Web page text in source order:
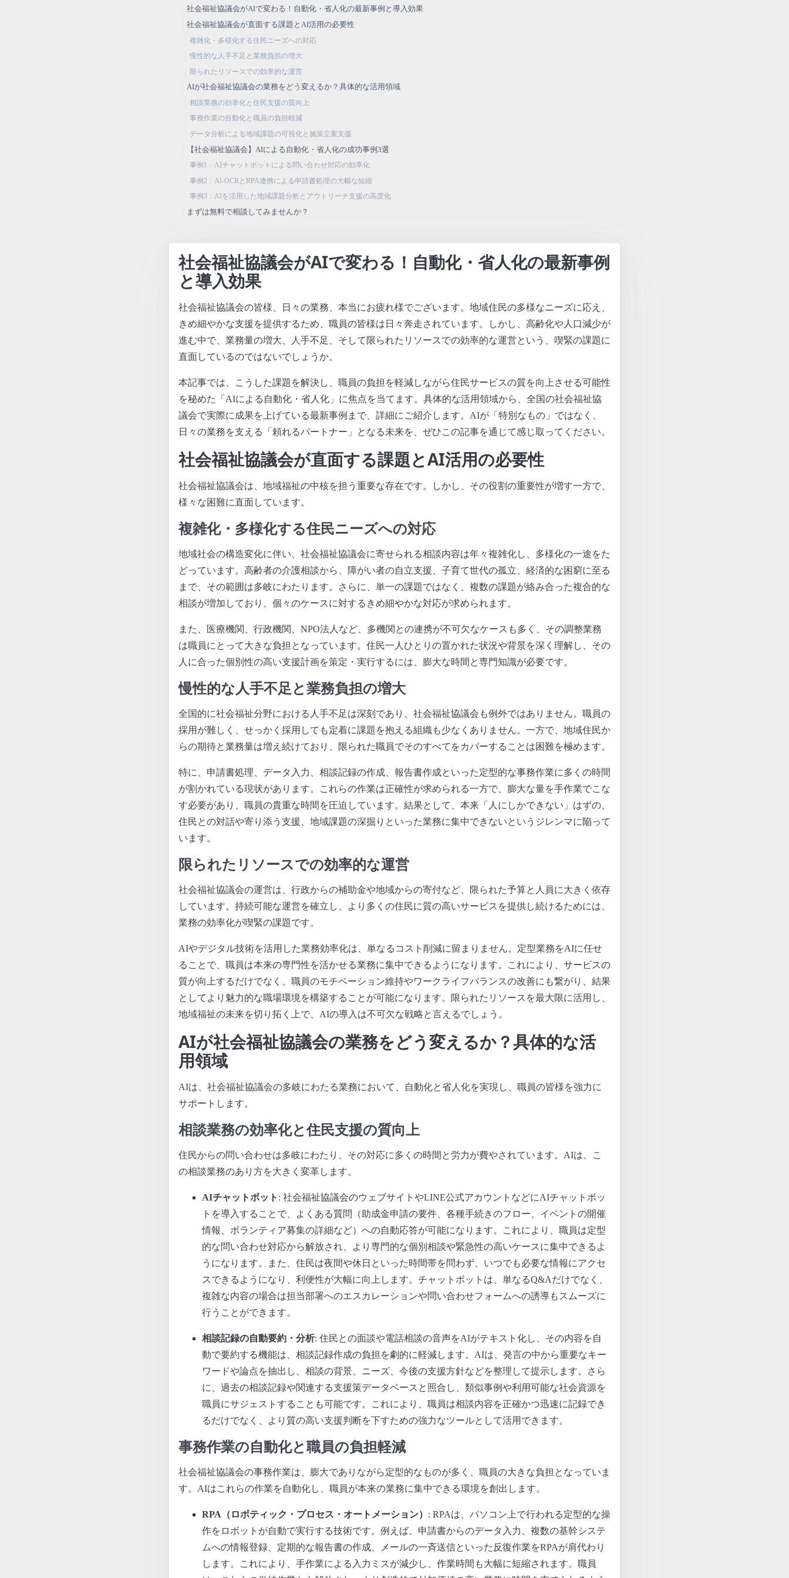
社会福祉協議会がAIで変わる！自動化・省人化の最新事例と導入効果
社会福祉協議会が直面する課題とAI活用の必要性
複雑化・多様化する住民ニーズへの対応
慢性的な人手不足と業務負担の増大
限られたリソースでの効率的な運営
AIが社会福祉協議会の業務をどう変えるか？具体的な活用領域
相談業務の効率化と住民支援の質向上
事務作業の自動化と職員の負担軽減
データ分析による地域課題の可視化と施策立案支援
【社会福祉協議会】AIによる自動化・省人化の成功事例3選
事例1：AIチャットボットによる問い合わせ対応の効率化
事例2：AI-OCRとRPA連携による申請書処理の大幅な短縮
事例3：AIを活用した地域課題分析とアウトリーチ支援の高度化
まずは無料で相談してみませんか？
社会福祉協議会がAIで変わる！自動化・省人化の最新事例
と導入効果
社会福祉協議会の皆様、日々の業務、本当にお疲れ様でございます。地域住民の多様なニーズに応え、
きめ細やかな支援を提供するため、職員の皆様は日々奔走されています。しかし、高齢化や人口減少が
進む中で、業務量の増大、人手不足、そして限られたリソースでの効率的な運営という、喫緊の課題に
直面しているのではないでしょうか。
本記事では、こうした課題を解決し、職員の負担を軽減しながら住民サービスの質を向上させる可能性
を秘めた「AIによる自動化・省人化」に焦点を当てます。具体的な活用領域から、全国の社会福祉協
議会で実際に成果を上げている最新事例まで、詳細にご紹介します。AIが「特別なもの」ではなく、
日々の業務を支える「頼れるパートナー」となる未来を、ぜひこの記事を通じて感じ取ってください。
社会福祉協議会が直面する課題とAI活用の必要性
社会福祉協議会は、地域福祉の中核を担う重要な存在です。しかし、その役割の重要性が増す一方で、
様々な困難に直面しています。
複雑化・多様化する住民ニーズへの対応
地域社会の構造変化に伴い、社会福祉協議会に寄せられる相談内容は年々複雑化し、多様化の一途をた
どっています。高齢者の介護相談から、障がい者の自立支援、子育て世代の孤立、経済的な困窮に至る
まで、その範囲は多岐にわたります。さらに、単一の課題ではなく、複数の課題が絡み合った複合的な
相談が増加しており、個々のケースに対するきめ細やかな対応が求められます。
また、医療機関、行政機関、NPO法人など、多機関との連携が不可欠なケースも多く、その調整業務
は職員にとって大きな負担となっています。住民一人ひとりの置かれた状況や背景を深く理解し、その
人に合った個別性の高い支援計画を策定・実行するには、膨大な時間と専門知識が必要です。
慢性的な人手不足と業務負担の増大
全国的に社会福祉分野における人手不足は深刻であり、社会福祉協議会も例外ではありません。職員の
採用が難しく、せっかく採用しても定着に課題を抱える組織も少なくありません。一方で、地域住民か
らの期待と業務量は増え続けており、限られた職員でそのすべてをカバーすることは困難を極めます。
特に、申請書処理、データ入力、相談記録の作成、報告書作成といった定型的な事務作業に多くの時間
が割かれている現状があります。これらの作業は正確性が求められる一方で、膨大な量を手作業でこな
す必要があり、職員の貴重な時間を圧迫しています。結果として、本来「人にしかできない」はずの、
住民との対話や寄り添う支援、地域課題の深掘りといった業務に集中できないというジレンマに陥って
います。
限られたリソースでの効率的な運営
社会福祉協議会の運営は、行政からの補助金や地域からの寄付など、限られた予算と人員に大きく依存
しています。持続可能な運営を確立し、より多くの住民に質の高いサービスを提供し続けるためには、
業務の効率化が喫緊の課題です。
AIやデジタル技術を活用した業務効率化は、単なるコスト削減に留まりません。定型業務をAIに任せ
ることで、職員は本来の専門性を活かせる業務に集中できるようになります。これにより、サービスの
質が向上するだけでなく、職員のモチベーション維持やワークライフバランスの改善にも繋がり、結果
としてより魅力的な職場環境を構築することが可能になります。限られたリソースを最大限に活用し、
地域福祉の未来を切り拓く上で、AIの導入は不可欠な戦略と言えるでしょう。
AIが社会福祉協議会の業務をどう変えるか？具体的な活
用領域
AIは、社会福祉協議会の多岐にわたる業務において、自動化と省人化を実現し、職員の皆様を強力に
サポートします。
相談業務の効率化と住民支援の質向上
住民からの問い合わせは多岐にわたり、その対応に多くの時間と労力が費やされています。AIは、こ
の相談業務のあり方を大きく変革します。
AIチャットボット : 社会福祉協議会のウェブサイトやLINE公式アカウントなどにAIチャットボッ
トを導入することで、よくある質問（助成金申請の要件、各種手続きのフロー、イベントの開催
情報、ボランティア募集の詳細など）への自動応答が可能になります。これにより、職員は定型
的な問い合わせ対応から解放され、より専門的な個別相談や緊急性の高いケースに集中できるよ
うになります。また、住民は夜間や休日といった時間帯を問わず、いつでも必要な情報にアクセ
スできるようになり、利便性が大幅に向上します。チャットボットは、単なるQ&Aだけでなく、
複雑な内容の場合は担当部署へのエスカレーションや問い合わせフォームへの誘導もスムーズに
行うことができます。
相談記録の自動要約・分析: 住民との面談や電話相談の音声をAIがテキスト化し、その内容を自
動で要約する機能は、相談記録作成の負担を劇的に軽減します。AIは、発言の中から重要なキー
ワードや論点を抽出し、相談の背景、ニーズ、今後の支援方針などを整理して提示します。さら
に、過去の相談記録や関連する支援策データベースと照合し、類似事例や利用可能な社会資源を
職員にサジェストすることも可能です。これにより、職員は相談内容を正確かつ迅速に記録でき
るだけでなく、より質の高い支援判断を下すための強力なツールとして活用できます。
事務作業の自動化と職員の負担軽減
社会福祉協議会の事務作業は、膨大でありながら定型的なものが多く、職員の大きな負担となっていま
す。AIはこれらの作業を自動化し、職員が本来の業務に集中できる環境を創出します。
RPA（ロボティック・プロセス・オートメーション） : RPAは、パソコン上で行われる定型的な操
作をロボットが自動で実行する技術です。例えば、申請書からのデータ入力、複数の基幹システ
ムへの情報登録、定期的な報告書の作成、メールの一斉送信といった反復作業をRPAが肩代わり
します。これにより、手作業による入力ミスが減少し、作業時間も大幅に短縮されます。職員